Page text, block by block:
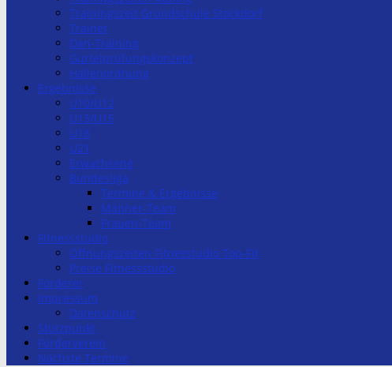
Trainingszeit Grundschule Stockdorf
Trainer
Dan-Training
Gürtelprüfungskonzept
Hallenordnung
Ergebnisse
U10/U12
U13/U15
U18
U21
Erwachsene
Bundesliga
Termine & Ergebnisse
Männer-Team
Frauen-Team
Fitnessstudio
Öffnungszeiten Fitnesstudio Top-Fit
Preise Fitnessstudio
Förderer
Impressum
Datenschutz
Stützpunkt
Förderverein
Nächste Termine